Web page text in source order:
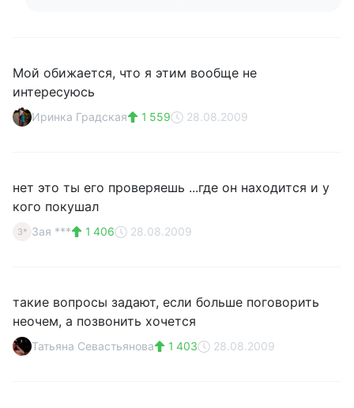
Мой обижается, что я этим вообще не
интересуюсь
Иринка Градская 1 559 28.08.2009
нет это ты его проверяешь ...где он находится и у
кого покушал
З* Зая *** 1 406 28.08.2009
такие вопросы задают, если больше поговорить
неочем, а позвонить хочется
Татьяна Севастьянова 1 403 28.08.2009